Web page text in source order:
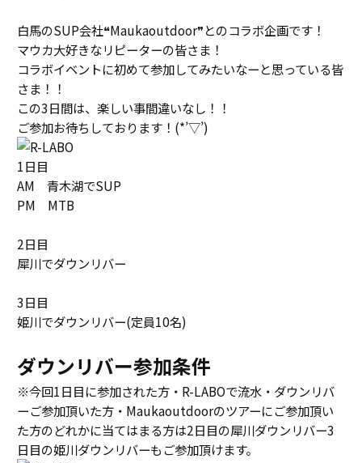
白馬のSUP会社❝Maukaoutdoor❞とのコラボ企画です！
マウカ大好きなリピーターの皆さま！
コラボイベントに初めて参加してみたいなーと思っている皆
さま！！
この3日間は、楽しい事間違いなし！！
ご参加お待ちしております！(*’▽’)
1日目
AM 青木湖でSUP
PM MTB
2日目
犀川でダウンリバー
3日目
姫川でダウンリバー(定員10名)
ダウンリバー参加条件
※今回1日目に参加された方・R-LABOで流水・ダウンリバ
ーご参加頂いた方・Maukaoutdoorのツアーにご参加頂い
た方のどれかに当てはまる方は2日目の犀川ダウンリバー3
日目の姫川ダウンリバーもご参加頂けます。